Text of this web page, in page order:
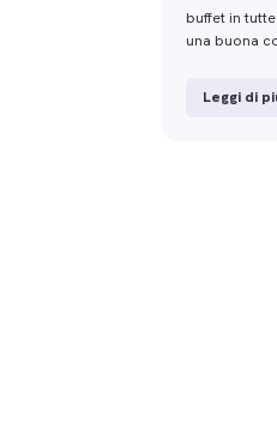
buffet in
una buona
Leggi di